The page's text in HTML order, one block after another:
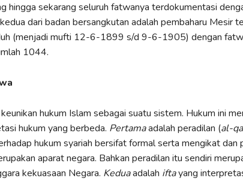
hingga sekarang seluruh fatwanya terdokumentasi
dari badan bersangkutan adalah pembaharu Mesir
(menjadi mufti 12-6-1899 s/d 9-6-1905) dengan
1044.
hukum Islam sebagai suatu sistem. Hukum ini
hukum yang berbeda. Pertamaadalah peradilan (al-
hukum syariah bersifat formal serta mengikat dan
aparat negara. Bahkan peradilan itu sendiri
kekuasaan Negara. Keduaadalah iftayang